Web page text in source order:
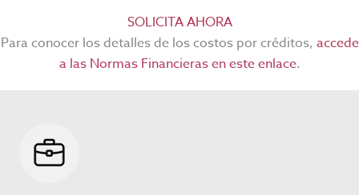
SOLICITA AHORA
Para conocer los detalles de los costos por créditos, accede
a las Normas Financieras en este enlace.